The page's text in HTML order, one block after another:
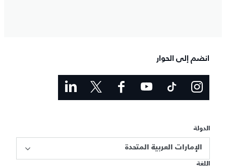
انضم إلى الحوار
الدولة
الإمارات العربية المتحدة
اللغة